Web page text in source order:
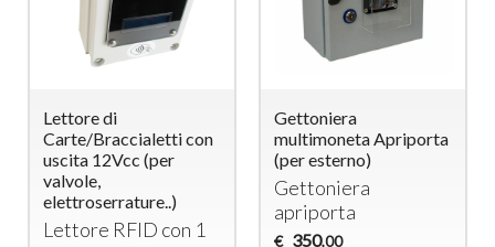
Lettore di
Carte/Braccialetti con
uscita 12Vcc (per
valvole,
elettroserrature..)
Lettore RFID con 1
Gettoniera
multimoneta Apriporta
(per esterno)
Gettoniera
apriporta
€ 350,00